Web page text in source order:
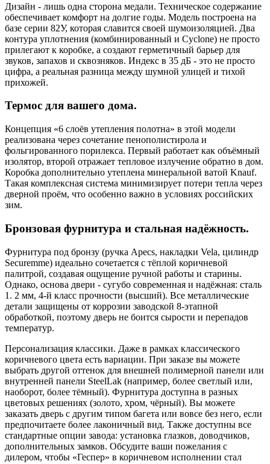
Дизайн - лишь одна сторона медали. Техническое содержание
обеспечивает комфорт на долгие годы. Модель построена на
базе серии 82У, которая славится своей шумоизоляцией. Два
контура уплотнения (комбинированный и Cyclone) не просто
прилегают к коробке, а создают герметичный барьер для
звуков, запахов и сквозняков. Индекс в 35 дБ - это не просто
цифра, а реальная разница между шумной улицей и тихой
прихожей.
Термос для вашего дома.
Концепция «6 слоёв утепления полотна» в этой модели
реализована через сочетание пенополистирола и
фольгированного порилекса. Первый работает как объёмный
изолятор, второй отражает тепловое излучение обратно в дом.
Коробка дополнительно утеплена минеральной ватой Knauf.
Такая комплексная система минимизирует потери тепла через
дверной проём, что особенно важно в условиях российских
зим.
Бронзовая фурнитура и стальная надёжность.
Фурнитура под бронзу (ручка Apecs, накладки Vela, цилиндр
Securemme) идеально сочетается с тёплой коричневой
палитрой, создавая ощущение ручной работы и старины.
Однако, основа двери - сугубо современная и надёжная: сталь
1. 2 мм, 4-й класс прочности (высший). Все металлические
детали защищены от коррозии заводской 8-этапной
обработкой, поэтому дверь не боится сырости и перепадов
температур.
Персонализация классики. Даже в рамках классического
коричневого цвета есть вариации. При заказе вы можете
выбрать другой оттенок для внешней полимерной панели или
внутренней панели SteelLak (например, более светлый или,
наоборот, более тёмный). Фурнитура доступна в разных
цветовых решениях (золото, хром, чёрный). Вы можете
заказать дверь с другим типом багета или вовсе без него, если
предпочитаете более лаконичный вид. Также доступны все
стандартные опции завода: установка глазков, доводчиков,
дополнительных замков. Обсудите ваши пожелания с
дилером, чтобы «Геспер» в коричневом исполнении стал